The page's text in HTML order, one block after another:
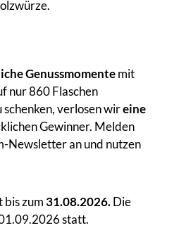
Genussmomentemit
nur 860 Flaschen
verlosen wireine
Gewinner. Melden
Newsletter an und nutzen
bis zum 31.08.2026.Die
statt.